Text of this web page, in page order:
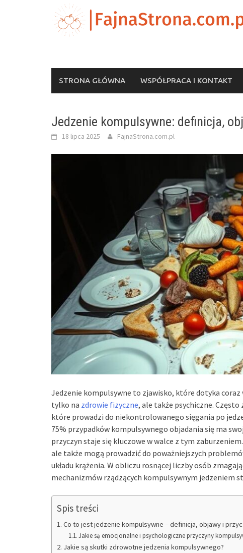
STRONA GŁÓWNA WSPÓŁPRACA I KONTAKT
Jedzenie kompulsywne: definicja,
18 lipca 2025 FajnaStrona.com.pl
Jedzenie kompulsywne to zjawisko, które dotyka coraz
tylko na zdrowie fizyczne, ale także psychiczne.
które prowadzi do niekontrolowanego sięgania po
75% przypadków kompulsywnego objadania się ma
przyczyn staje się kluczowe w walce z tym
ale także mogą prowadzić do poważniejszych
układu krążenia. W obliczu rosnącej liczby osób
mechanizmów rządzących kompulsywnym jedzeniem
Spis treści
Co to jest jedzenie kompulsywne – definicja, objawy i
Jakie są emocjonalne i psychologiczne przyczyny
Jakie są skutki zdrowotne jedzenia kompulsywnego?